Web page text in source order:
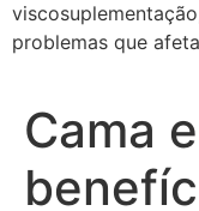
problemas que
Cama